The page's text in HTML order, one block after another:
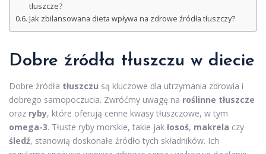
tłuszcze?
Jak zbilansowana dieta wpływa na zdrowe źródła tłuszczy?
Dobre źródła tłuszczu w diecie
Dobre źródła tłuszczu są kluczowe dla utrzymania zdrowia i
dobrego samopoczucia. Zwróćmy uwagę na roślinne tłuszcze
oraz ryby, które oferują cenne kwasy tłuszczowe, w tym
omega-3. Tłuste ryby morskie, takie jak łosoś, makrela czy
śledź, stanowią doskonałe źródło tych składników. Ich